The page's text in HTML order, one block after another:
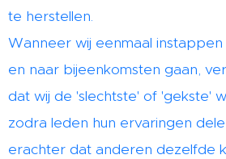
te herstellen.
Wanneer wij eenmaal
en naar bijeenkomsten gaan,
dat wij de 'slechtste' of 'gekste'
zodra leden hun ervaringen
erachter dat anderen dezelfde